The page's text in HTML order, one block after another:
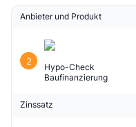
Anbieter und Produkt
2
Hypo-Check
Baufinanzierung
Zinssatz